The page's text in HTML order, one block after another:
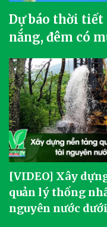
Dự báo thời tiết
nắng, đêm có
[VIDEO] Xây
quản lý thống
nguyên nước